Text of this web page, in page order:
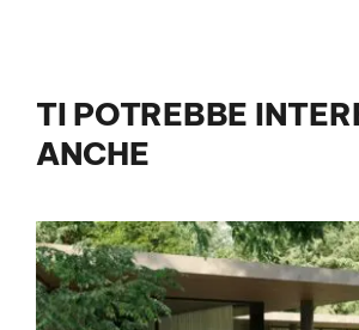
TI POTREBBE
ANCHE